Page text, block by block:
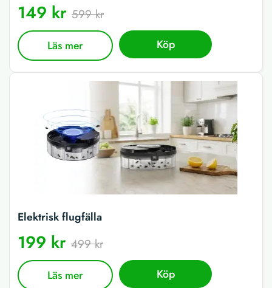
149 kr 599 kr
Läs mer Köp
Elektrisk flugfälla
199 kr 499 kr
Läs mer Köp